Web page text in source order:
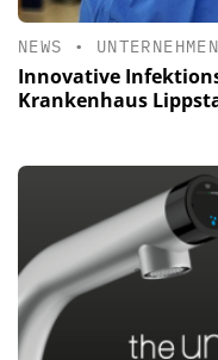
NEWS • UNTERNEHMEN
Innovative
Krankenhaus